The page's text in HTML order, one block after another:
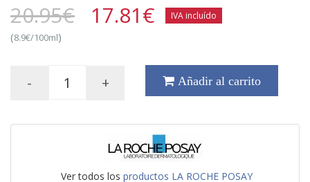
20.95€ 17.81€ IVA incluído
(8.9€/100ml)
- + Añadir al carrito
Ver todos los productos LA ROCHE POSAY